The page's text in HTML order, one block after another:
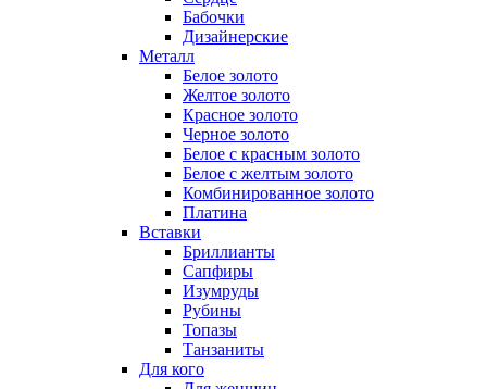
Бабочки
Дизайнерские
Металл
Белое золото
Желтое золото
Красное золото
Черное золото
Белое с красным золото
Белое с желтым золото
Комбинированное золото
Платина
Вставки
Бриллианты
Сапфиры
Изумруды
Рубины
Топазы
Танзаниты
Для кого